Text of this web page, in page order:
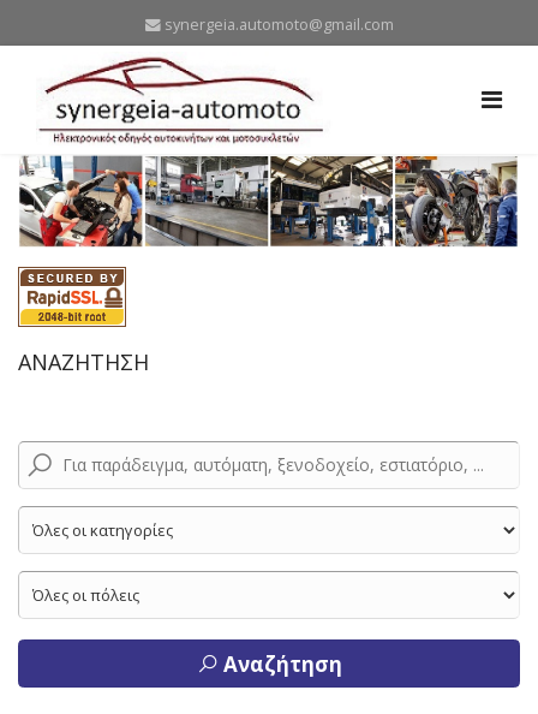
synergeia.automoto@gmail.com
ΑΝΑΖΗΤΗΣΗ
Αναζήτηση